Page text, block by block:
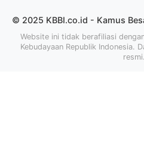
© 2025 KBBI.co.id - Kamus
Website ini tidak berafiliasi
Kebudayaan Republik Indonesia.
resmi.